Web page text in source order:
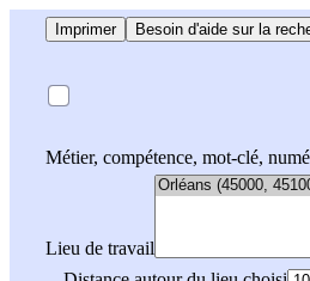
Imprimer Besoin d'aide sur la
Métier, compétence, mot-clé,
Lieu de travail